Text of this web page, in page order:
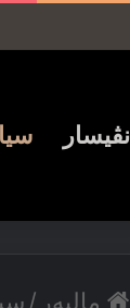
نڤیسار
مالپەر /